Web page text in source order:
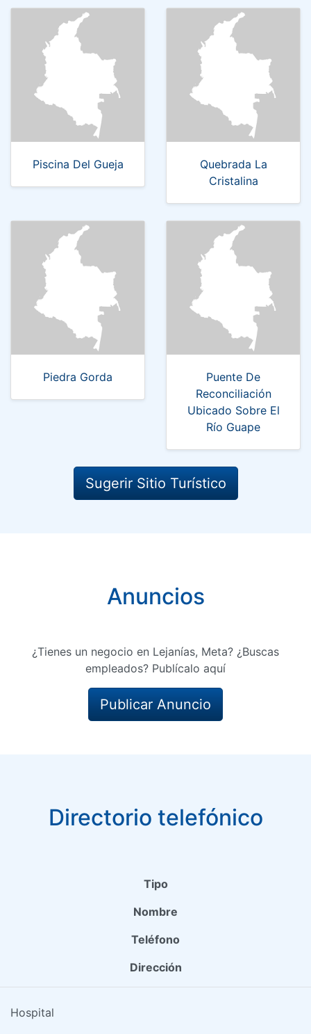
Piscina Del Gueja
Quebrada La
Cristalina
Piedra Gorda
Puente De
Reconciliación
Ubicado Sobre El
Río Guape
Sugerir Sitio Turístico
Anuncios
¿Tienes un negocio en Lejanías, Meta? ¿Buscas
empleados? Publícalo aquí
Publicar Anuncio
Directorio telefónico
Tipo
Nombre
Teléfono
Dirección
Hospital